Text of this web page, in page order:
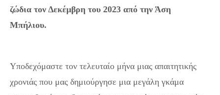
ζώδια τον Δεκέμβρη του 2023 από την Άση
Μπήλιου.
Υποδεχόμαστε τον τελευταίο μήνα μιας απαιτητικής
χρονιάς που μας δημιούργησε μια μεγάλη γκάμα